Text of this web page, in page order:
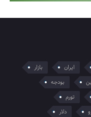
ایران
بازار
بودجه
تورم
دلار